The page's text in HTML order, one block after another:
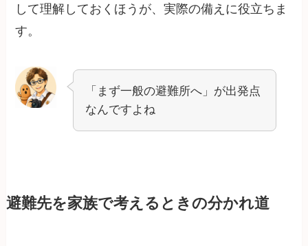
して理解しておくほうが、実際の備えに役立ちま
す。
「まず一般の避難所へ」が出発点
なんですよね
避難先を家族で考えるときの分かれ道